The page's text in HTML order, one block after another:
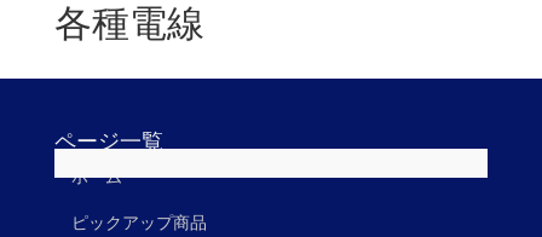
各種電線
ページ一覧
ホーム
ピックアップ商品